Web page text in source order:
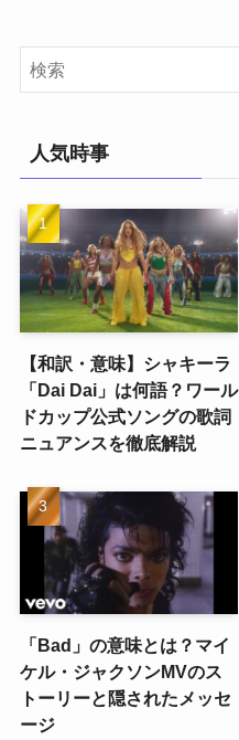
人気時事
【和訳・意味】シャキーラ
「Dai Dai」は何語？ワール
ドカップ公式ソングの歌詞
ニュアンスを徹底解説
「Bad」の意味とは？マイ
ケル・ジャクソンMVのス
トーリーと隠されたメッセ
ージ